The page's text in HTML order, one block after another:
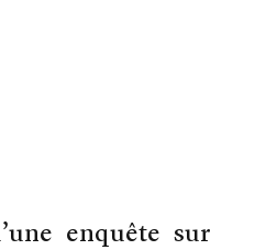
enquête sur